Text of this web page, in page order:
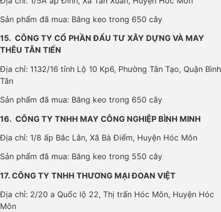
Sản phẩm đã mua: Băng keo trong 650 cây
15. CÔNG TY CỔ PHẦN ĐẨU TƯ XÂY DỰNG VÀ MAY
THÊU TÂN TIẾN
Địa chỉ: 1132/16 tỉnh Lộ 10 Kp6, Phường Tân Tạo, Quận Bình
Tân
Sản phẩm đã mua: Băng keo trong 650 cây
16. CÔNG TY TNHH MAY CÔNG NGHIỆP BÌNH MINH
Địa chỉ: 1/8 ấp Bắc Lân, Xã Bà Điểm, Huyện Hóc Môn
Sản phẩm đã mua: Băng keo trong 550 cây
17. CÔNG TY TNHH THƯƠNG MẠI ĐOAN VIỆT
Địa chỉ: 2/20 a Quốc lộ 22, Thị trấn Hóc Môn, Huyện Hóc
Môn